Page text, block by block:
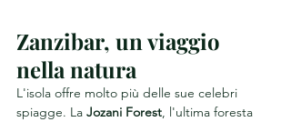
Zanzibar, un viaggio
nella natura
L'isola offre molto più delle sue celebri
spiagge. La Jozani Forest, l'ultima foresta